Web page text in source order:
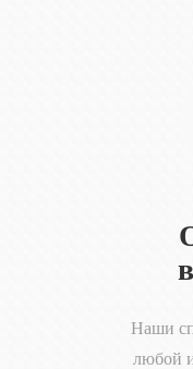
Наши
любой